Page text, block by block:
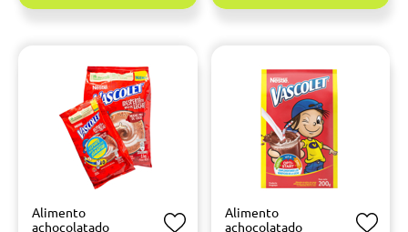
Alimento
achocolatado
Alimento
achocolatado